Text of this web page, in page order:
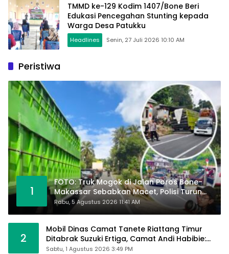
TMMD ke-129 Kodim 1407/Bone Beri
Edukasi Pencegahan Stunting kepada
Warga Desa Patukku
Headlines Senin, 27 Juli 2026 10:10 AM
Peristiwa
1
FOTO: Truk Mogok di Jalan Poros Bone-
Makassar Sebabkan Macet, Polisi Turun
Tangan
Rabu, 5 Agustus 2026 11:41 AM
2
Mobil Dinas Camat Tanete Riattang Timur
Ditabrak Suzuki Ertiga, Camat Andi Habibie:
Alhamdulillah Saya Baik-Baik Saja
Sabtu, 1 Agustus 2026 3:49 PM